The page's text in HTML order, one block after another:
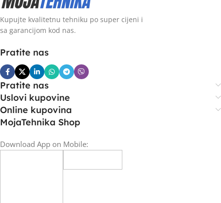
Kupujte kvalitetnu tehniku po super cijeni i
sa garancijom kod nas.
Pratite nas
Pratite nas
Uslovi kupovine
Online kupovina
MojaTehnika Shop
Download App on Mobile: